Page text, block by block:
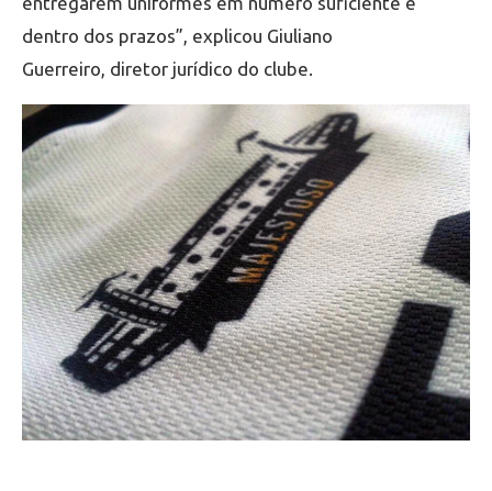
dentro dos prazos”, explicou Giuliano
Guerreiro, diretor jurídico do clube.